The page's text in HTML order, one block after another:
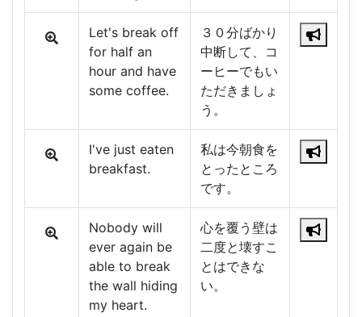
Let's break off
for half an
hour and have
some coffee.
３０分ばかり
中断して、コ
ーヒーでもい
ただきましょ
う。
I've just eaten
breakfast.
私は今朝食を
とったところ
です。
Nobody will
ever again be
able to break
the wall hiding
my heart.
心を覆う壁は
二度と壊すこ
とはできな
い。